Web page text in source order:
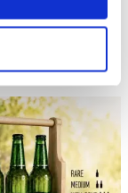
29 kr